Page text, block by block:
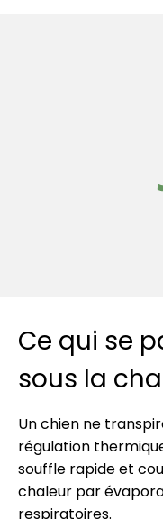
Ce qui se
sous la
Un chien ne
régulation
souffle rapide et
chaleur par
respiratoires.